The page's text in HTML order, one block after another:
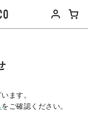
ます。
をご確認ください。​